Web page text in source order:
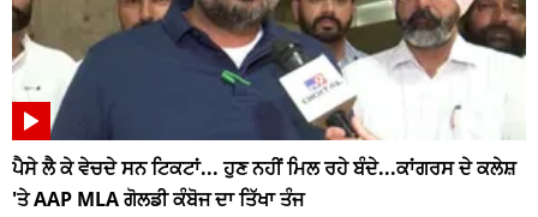
ਪੈਸੇ ਲੈ ਕੇ ਵੇਚਦੇ ਸਨ ਟਿਕਟਾਂ... ਹੁਣ ਨਹੀਂ ਮਿਲ ਰਹੇ ਬੰਦੇ...ਕਾਂਗਰਸ ਦੇ ਕਲੇਸ਼
'ਤੇ AAP MLA ਗੋਲਡੀ ਕੰਬੋਜ ਦਾ ਤਿੱਖਾ ਤੰਜ